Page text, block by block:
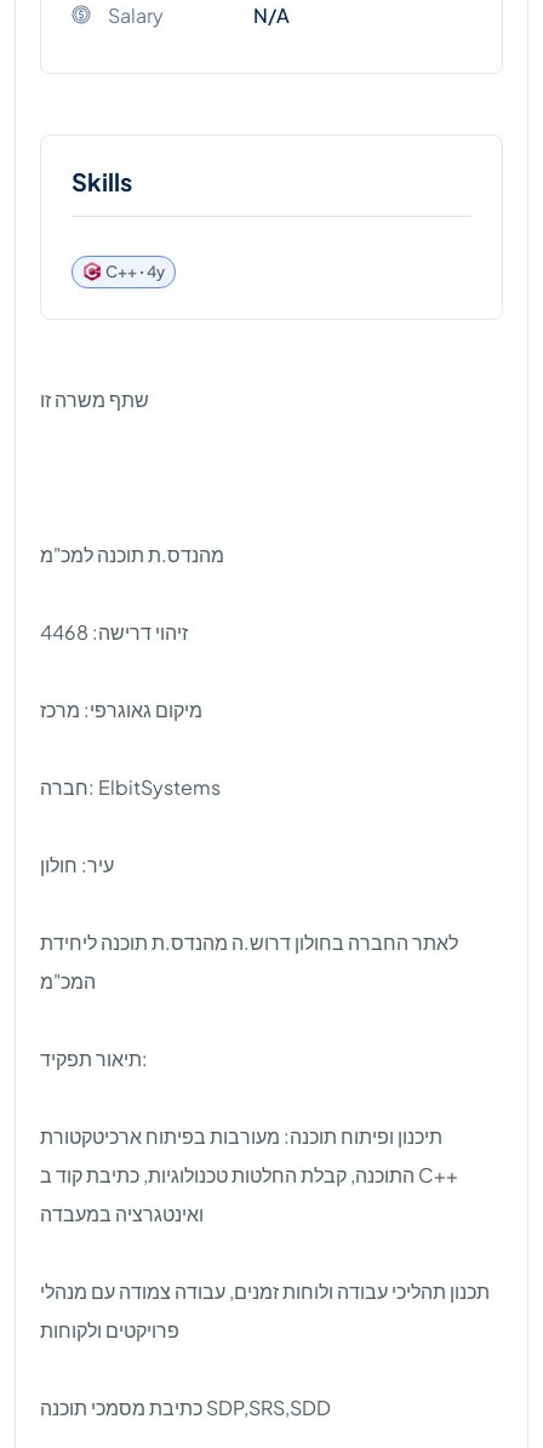
Salary N/A
Skills
C++ ꞏ 4y
שתף משרה זו
מהנדס.ת תוכנה למכ"מ
זיהוי דרישה: 4468
מיקום גאוגרפי: מרכז
חברה: ElbitSystems
עיר: חולון
לאתר החברה בחולון דרוש.ה מהנדס.ת תוכנה ליחידת
המכ"מ
תיאור תפקיד:
תיכנון ופיתוח תוכנה: מעורבות בפיתוח ארכיטקטורת
התוכנה, קבלת החלטות טכנולוגיות, כתיבת קוד ב C++
ואינטגרציה במעבדה
תכנון תהליכי עבודה ולוחות זמנים, עבודה צמודה עם מנהלי
פרויקטים ולקוחות
כתיבת מסמכי תוכנה SDP,SRS,SDD